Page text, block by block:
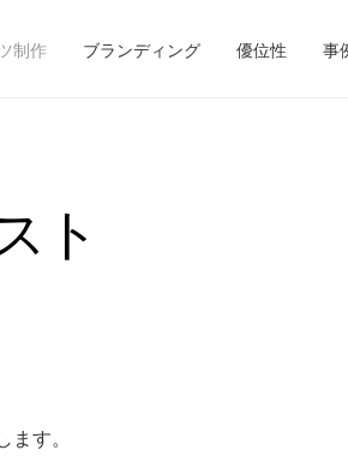
制作 ブランディング 優位性 事
ト
す。